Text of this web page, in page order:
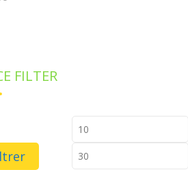
FILTER